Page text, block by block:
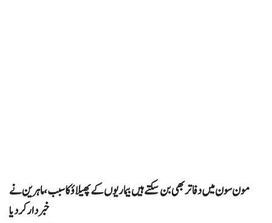
مون سون میں دفاتر بھی بن سکتے ہیں بیماریوں کے پھیلاؤ کا سبب، ماہرین نے
خبردار کر دیا